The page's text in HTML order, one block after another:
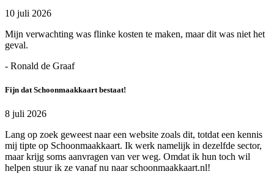
10 juli 2026
Mijn verwachting was flinke kosten te maken, maar dit was niet het
geval.
- Ronald de Graaf
Fijn dat Schoonmaakkaart bestaat!
8 juli 2026
Lang op zoek geweest naar een website zoals dit, totdat een kennis
mij tipte op Schoonmaakkaart. Ik werk namelijk in dezelfde sector,
maar krijg soms aanvragen van ver weg. Omdat ik hun toch wil
helpen stuur ik ze vanaf nu naar schoonmaakkaart.nl!